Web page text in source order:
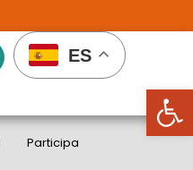
Abrir
ES
Participa